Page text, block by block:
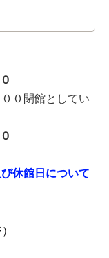
０閉館としてい
休館日について